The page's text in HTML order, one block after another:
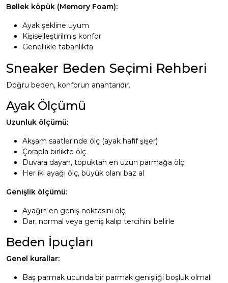
Bellek köpük (Memory Foam):
Ayak şekline uyum
Kişiselleştirilmiş konfor
Genellikle tabanlıkta
Sneaker Beden Seçimi Rehberi
Doğru beden, konforun anahtarıdır.
Ayak Ölçümü
Uzunluk ölçümü:
Akşam saatlerinde ölç (ayak hafif şişer)
Çorapla birlikte ölç
Duvara dayan, topuktan en uzun parmağa ölç
Her iki ayağı ölç, büyük olanı baz al
Genişlik ölçümü:
Ayağın en geniş noktasını ölç
Dar, normal veya geniş kalıp tercihini belirle
Beden İpuçları
Genel kurallar:
Baş parmak ucunda bir parmak genişliği boşluk olmalı